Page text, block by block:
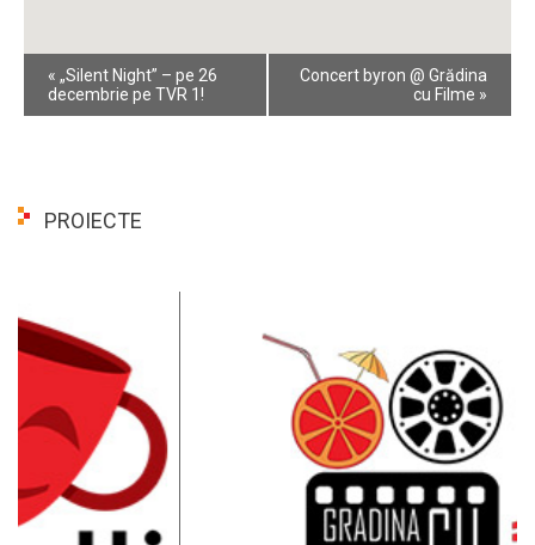
Event
Navigation
« „Silent Night” – pe 26
decembrie pe TVR 1!
Concert byron @ Grădina
cu Filme »
PROIECTE